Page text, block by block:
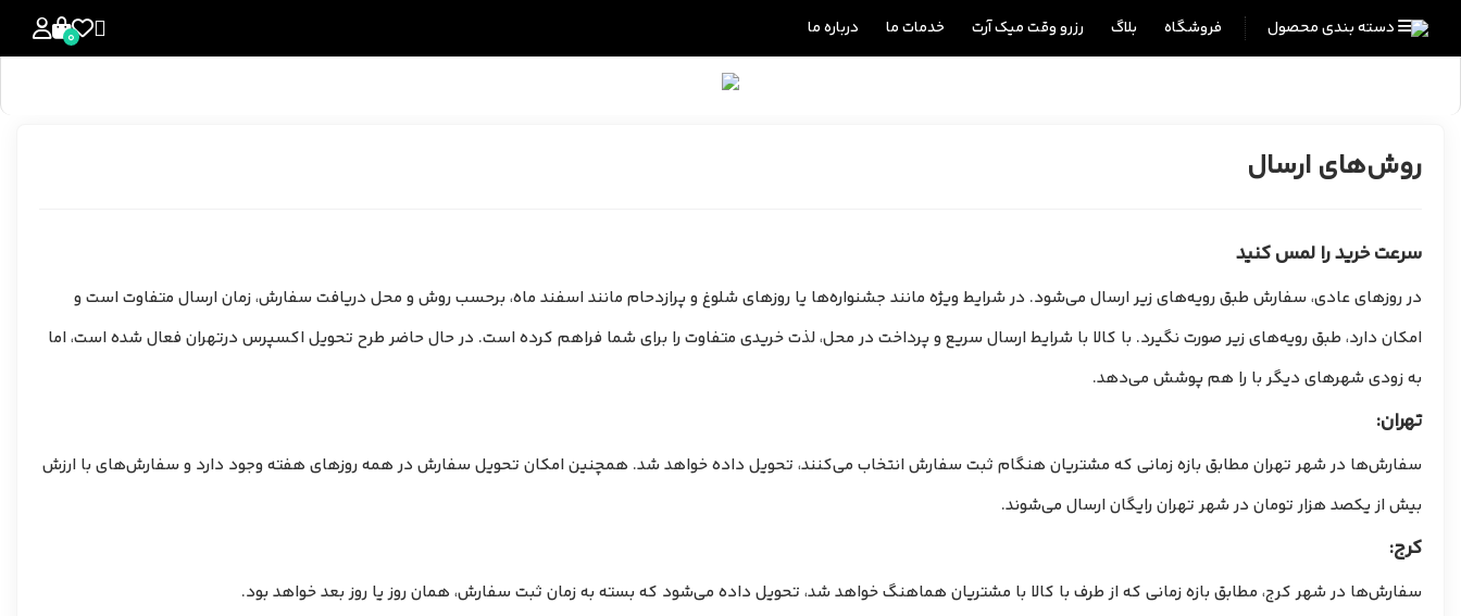
دسته بندی محصول فروشگاه بلاگ رزرو وقت میک آرت خدمات ما درباره ما 0
روش‌های ارسال
سرعت خرید را لمس کنید
در روزهای عادی، سفارش‌ طبق رویه‌های زیر ارسال می‌شود. در شرایط ویژه مانند جشنواره‌ها یا روزهای شلوغ و پرازدحام مانند اسفند ماه، برحسب روش و محل دریافت سفارش، زمان ارسال متفاوت است و
امکان دارد، طبق رویه‌های زیر صورت نگیرد. با کالا با شرایط ارسال سریع‌ و پرداخت در محل، لذت خریدی متفاوت را برای شما فراهم کرده است. در حال حاضر طرح تحویل اکسپرس درتهران فعال شده است، اما
به زودی شهرهای دیگر با را هم پوشش می‌دهد.
تهران:
سفارش‌ها در شهر تهران مطابق بازه زمانی که مشتریان هنگام ثبت سفارش انتخاب می‌کنند، تحویل داده خواهد شد. همچنین امکان تحویل سفارش در همه روزهای هفته وجود دارد و سفارش‌‌‌‌های با ارزش
بیش از یکصد هزار تومان در شهر تهران رایگان ارسال می‌شوند.
کرج:
سفارش‌ها در شهر کرج، مطابق بازه زمانی که از طرف با کالا با مشتریان هماهنگ خواهد شد، تحویل داده می‌شود که بسته به زمان ثبت سفارش، همان روز یا روز بعد خواهد بود.